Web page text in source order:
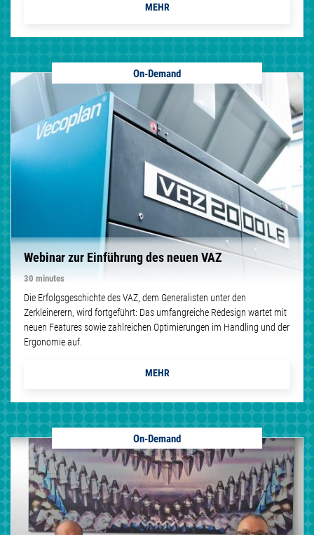
MEHR
On-Demand
Webinar zur Einführung des neuen VAZ
30 minutes
Die Erfolgsgeschichte des VAZ, dem Generalisten unter den
Zerkleinerern, wird fortgeführt: Das umfangreiche Redesign wartet mit
neuen Features sowie zahlreichen Optimierungen im Handling und der
Ergonomie auf.
MEHR
On-Demand